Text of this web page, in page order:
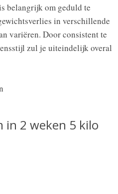
belangrijk om geduld te
in verschillende
variëren. Door consistent te
zul je uiteindelijk overal
in 2 weken 5 kilo